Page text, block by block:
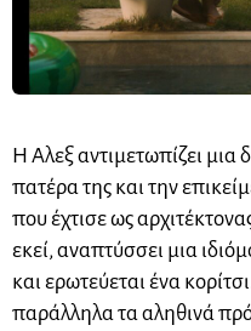
Η Αλεξ αντιμετωπίζει μια
πατέρα της και την
που έχτισε ως
εκεί, αναπτύσσει μια
και ερωτεύεται ένα
παράλληλα τα αληθινά